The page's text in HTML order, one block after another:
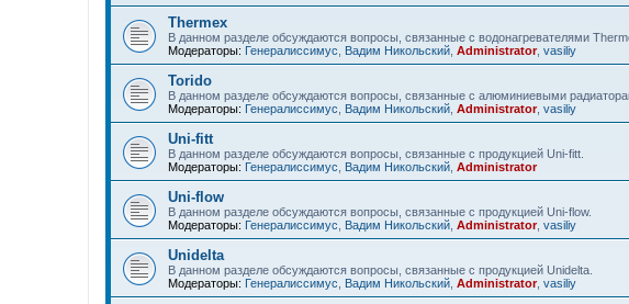
Thermex
В данном разделе обсуждаются вопросы, связанные с водонагревателями
Модераторы: Генералиссимус Вадим Никольский Administrator, vasiliy
Torido
В данном разделе обсуждаются вопросы, связанные с алюминиевыми
Модераторы: Генералиссимус Вадим Никольский Administrator, vasiliy
Uni-fitt
В данном разделе обсуждаются вопросы, связанные с продукцией Uni-fitt.
Модераторы: Генералиссимус Вадим Никольский Administrator
Uni-flow
В данном разделе обсуждаются вопросы, связанные с продукцией Uni-flow.
Модераторы: Генералиссимус Вадим Никольский Administrator, vasiliy
Unidelta
В данном разделе обсуждаются вопросы, связанные с продукцией Unidelta.
Модераторы: Генералиссимус Вадим Никольский Administrator, vasiliy